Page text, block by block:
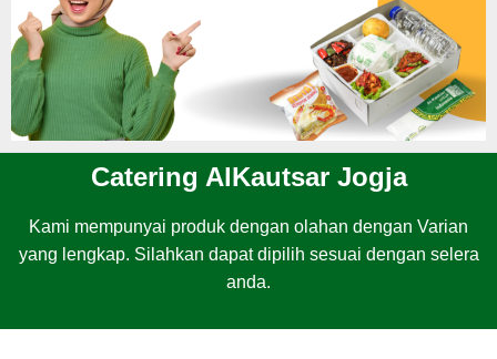
Catering AlKautsar Jogja
Kami mempunyai produk dengan olahan dengan Varian
yang lengkap. Silahkan dapat dipilih sesuai dengan selera
anda.